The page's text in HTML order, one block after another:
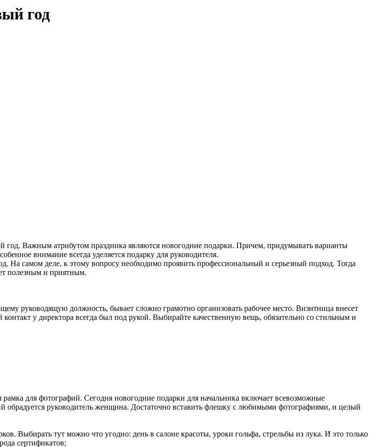
год
Важным атрибутом праздника являются новогодние подарки. Причем, придумывать варианты
внимание всегда уделяется подарку для руководителя.
На самом деле, к этому вопросу необходимо проявить профессиональный и серьезный подход. Тогда
полезным и приятным.
руководящую должность, бывает сложно грамотно организовать рабочее место. Визитница внесет
у директора всегда был под рукой. Выбирайте качественную вещь, обязательно со стильным и
для фотографий. Сегодня новогодние подарки для начальника включает всевозможные
обрадуется руководитель женщина. Достаточно вставить флешку с любимыми фотографиями, и целый
Выбирать тут можно что угодно: день в салоне красоты, уроки гольфа, стрельбы из лука. И это только
сертификатов;